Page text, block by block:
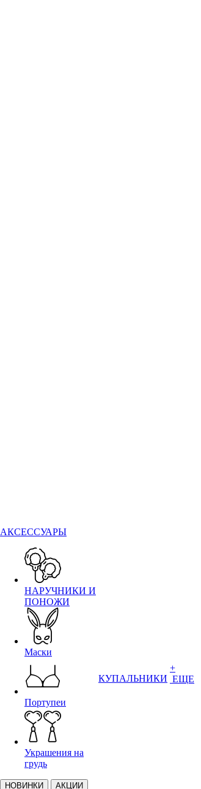
АКСЕССУАРЫ
НАРУЧНИКИ И
ПОНОЖИ
Маски
Портупеи
Украшения на
грудь
НОВИНКИ АКЦИИ
КУПАЛЬНИКИ
+
ЕЩЕ